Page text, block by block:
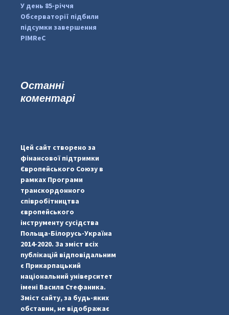
У день 85-річчя
Обсерваторії підбили
підсумки завершення
PIMReC
Останні
коментарі
Цей сайт створено за
фінансової підтримки
Європейського Союзу в
рамках Програми
транскордонного
співробітництва
європейського
інструменту сусідства
Польща-Білорусь-Україна
2014-2020. За зміст всіх
публікацій відповідальним
є Прикарпацький
національний університет
імені Василя Стефаника.
Зміст сайту, за будь-яких
обставин, не відображає